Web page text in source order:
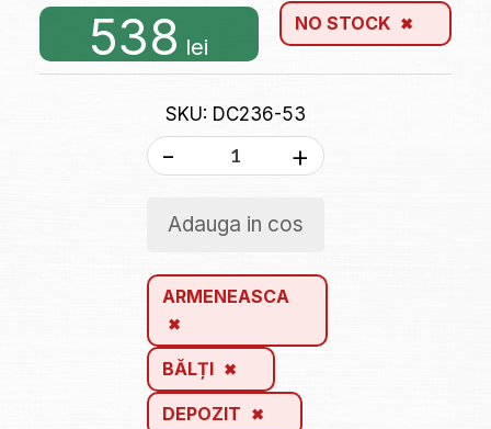
538 lei
NO STOCK
SKU: DC236-53
- +
Adauga in cos
ARMENEASCA
BĂLȚI
DEPOZIT